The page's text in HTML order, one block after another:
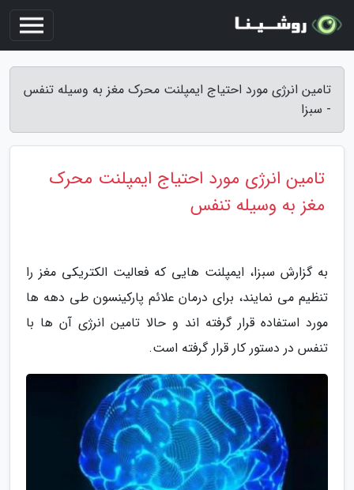
تامین انرژی مورد احتیاج ایمپلنت محرک مغز به وسیله تنفس
- سبزا
تامین انرژی مورد احتیاج ایمپلنت محرک
مغز به وسیله تنفس
به گزارش سبزا، ایمپلنت هایی که فعالیت الکتریکی مغز را
تنظیم می نمایند، برای درمان علائم پارکینسون طی دهه ها
مورد استفاده قرار گرفته اند و حالا تامین انرژی آن ها با
تنفس در دستور کار قرار گرفته است.